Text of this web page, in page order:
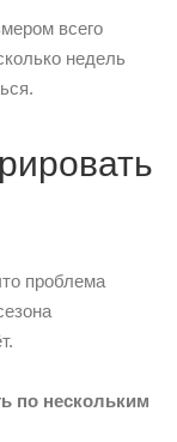
всего
недель
проблема
по нескольким